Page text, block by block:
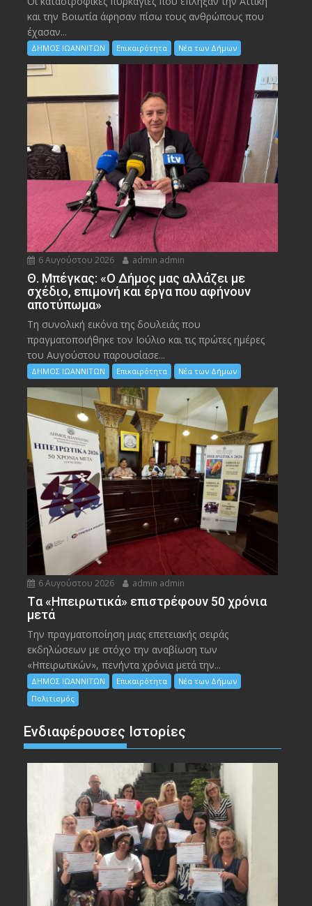
και την Bοιωτία άφησαν πίσω τους ανθρώπους που
έχασαν...
ΔΗΜΟΣ ΙΩΑΝΝΙΤΩΝ Επικαιρότητα Νέα των Δήμων
6 Αυγούστου 2026 admin admin
Θ. Μπέγκας: «Ο Δήμος μας αλλάζει με
σχέδιο, επιμονή και έργα που αφήνουν
αποτύπωμα»
Τη συνολική εικόνα της δουλειάς που
πραγματοποιήθηκε τον Ιούλιο και τις πρώτες ημέρες
του Αυγούστου παρουσίασε...
ΔΗΜΟΣ ΙΩΑΝΝΙΤΩΝ Επικαιρότητα Νέα των Δήμων
6 Αυγούστου 2026 admin admin
Tα «Ηπειρωτικά» επιστρέφουν 50 χρόνια
μετά
Την πραγματοποίηση μιας επετειακής σειράς
εκδηλώσεων με στόχο την αναβίωση των
«Ηπειρωτικών», πενήντα χρόνια μετά την...
ΔΗΜΟΣ ΙΩΑΝΝΙΤΩΝ Επικαιρότητα
Νέα των Δήμων
Πολιτισμός
Ενδιαφέρουσες Ιστορίες